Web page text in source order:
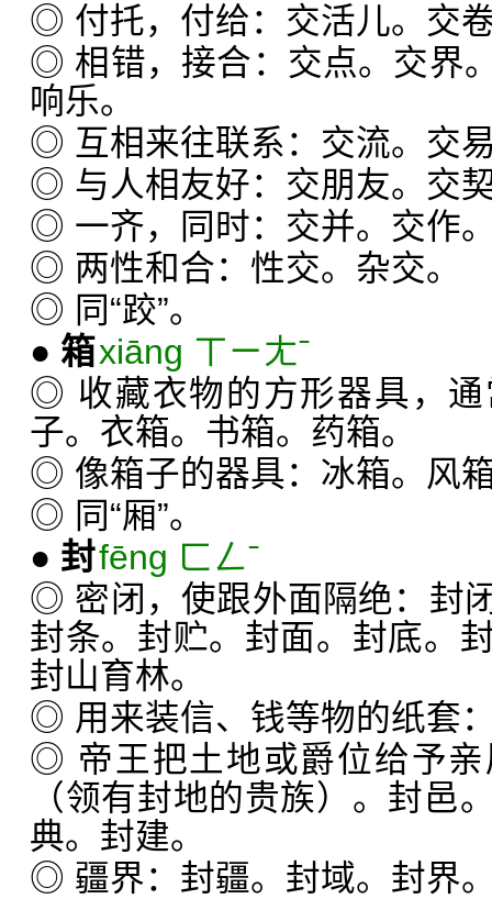
◎ 付托，付给：交活儿。交
◎ 相错，接合：交点。交界
响乐。
◎ 互相来往联系：交流。交
◎ 与人相友好：交朋友。交
◎ 一齐，同时：交并。交作
◎ 两性和合：性交。杂交。
◎ 同“跤”。
● 箱xiāng ㄒㄧㄤˉ
◎ 收藏衣物的方形器具，
子。衣箱。书箱。药箱。
◎ 像箱子的器具：冰箱。风
◎ 同“厢”。
● 封fēng ㄈㄥˉ
◎ 密闭，使跟外面隔绝：封
封条。封贮。封面。封底。
封山育林。
◎ 用来装信、钱等物的纸套
◎ 帝王把土地或爵位给予
（领有封地的贵族）。封邑
典。封建。
◎ 疆界：封疆。封域。封界